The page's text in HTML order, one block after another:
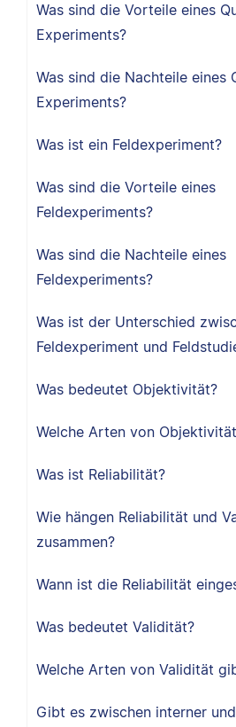
Was sind die Vorteile eines
Experiments?
Was sind die Nachteile eines
Experiments?
Was ist ein Feldexperiment?
Was sind die Vorteile eines
Feldexperiments?
Was sind die Nachteile eines
Feldexperiments?
Was ist der Unterschied
Feldexperiment und
Was bedeutet Objektivität?
Welche Arten von
Was ist Reliabilität?
Wie hängen Reliabilität und
zusammen?
Wann ist die Reliabilität
Was bedeutet Validität?
Welche Arten von Validität
Gibt es zwischen interner